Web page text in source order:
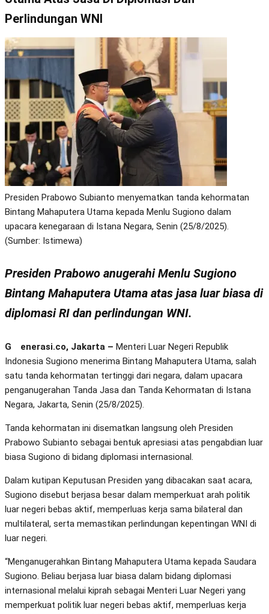
Perlindungan WNI
Presiden Prabowo Subianto menyematkan tanda kehormatan
Bintang Mahaputera Utama kepada Menlu Sugiono dalam
upacara kenegaraan di Istana Negara, Senin (25/8/2025).
(Sumber: Istimewa)
Presiden Prabowo anugerahi Menlu Sugiono
Bintang Mahaputera Utama atas jasa luar biasa di
diplomasi RI dan perlindungan WNI.
Generasi.co, Jakarta – Menteri Luar Negeri Republik
Indonesia Sugiono menerima Bintang Mahaputera Utama, salah
satu tanda kehormatan tertinggi dari negara, dalam upacara
penganugerahan Tanda Jasa dan Tanda Kehormatan di Istana
Negara, Jakarta, Senin (25/8/2025).
Tanda kehormatan ini disematkan langsung oleh Presiden
Prabowo Subianto sebagai bentuk apresiasi atas pengabdian luar
biasa Sugiono di bidang diplomasi internasional.
Dalam kutipan Keputusan Presiden yang dibacakan saat acara,
Sugiono disebut berjasa besar dalam memperkuat arah politik
luar negeri bebas aktif, memperluas kerja sama bilateral dan
multilateral, serta memastikan perlindungan kepentingan WNI di
luar negeri.
“Menganugerahkan Bintang Mahaputera Utama kepada Saudara
Sugiono. Beliau berjasa luar biasa dalam bidang diplomasi
internasional melalui kiprah sebagai Menteri Luar Negeri yang
memperkuat politik luar negeri bebas aktif, memperluas kerja